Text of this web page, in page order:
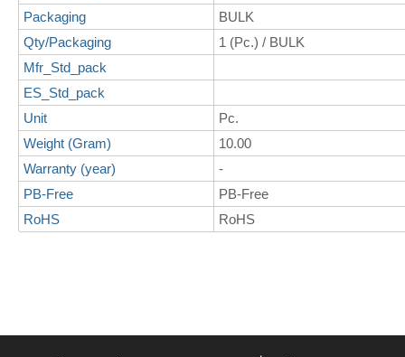
Packaging
BULK
Qty/Packaging
1 (Pc.) / BULK
Mfr_Std_pack
ES_Std_pack
Unit
Pc.
Weight (Gram)
10.00
Warranty (year)
-
PB-Free
PB-Free
RoHS
RoHS